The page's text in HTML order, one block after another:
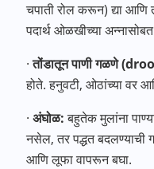
चपाती रोल करून) द्या आणि
पदार्थ ओळखीच्या अन्नासोबत
·तोंडातून पाणी गळणे
होते. हनुवटी, ओठांच्या वर
·अंघोळ:बहुतेक मुलांना
नसेल, तर पद्धत बदलण्याची
आणि लूफा वापरून बघा.